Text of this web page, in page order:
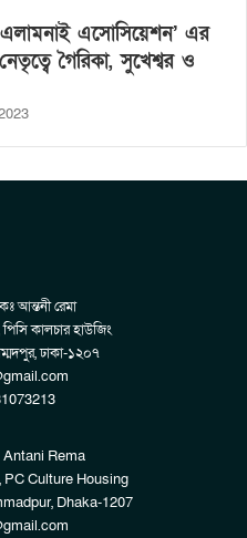
এলামনাই এসোসিয়েশন’ এর
গৈরিকা, সুখেশ্বর ও
আন্তনী রেমা
কালচার হাউজিং
ঢাকা-১২০৭
Rema
Culture Housing
Dhaka-1207